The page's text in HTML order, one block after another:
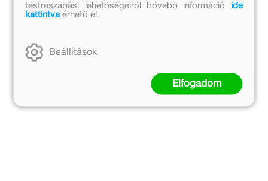
testreszabási lehetőségeiről bővebb információ
ide
kattintvaérhető el.
Beállítások
Elfogadom